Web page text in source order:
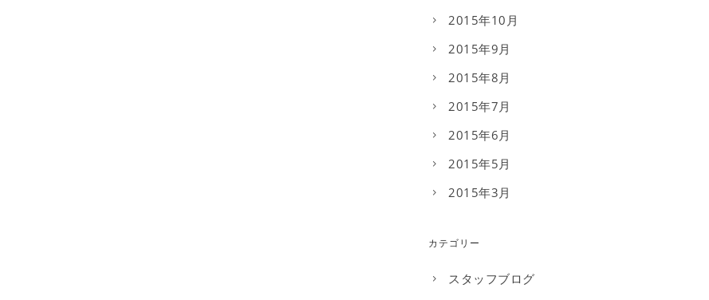
2015年10月
2015年9月
2015年8月
2015年7月
2015年6月
2015年5月
2015年3月
カテゴリー
スタッフブログ